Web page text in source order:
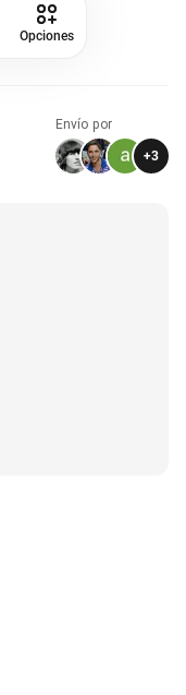
Opciones
Envío por
+3